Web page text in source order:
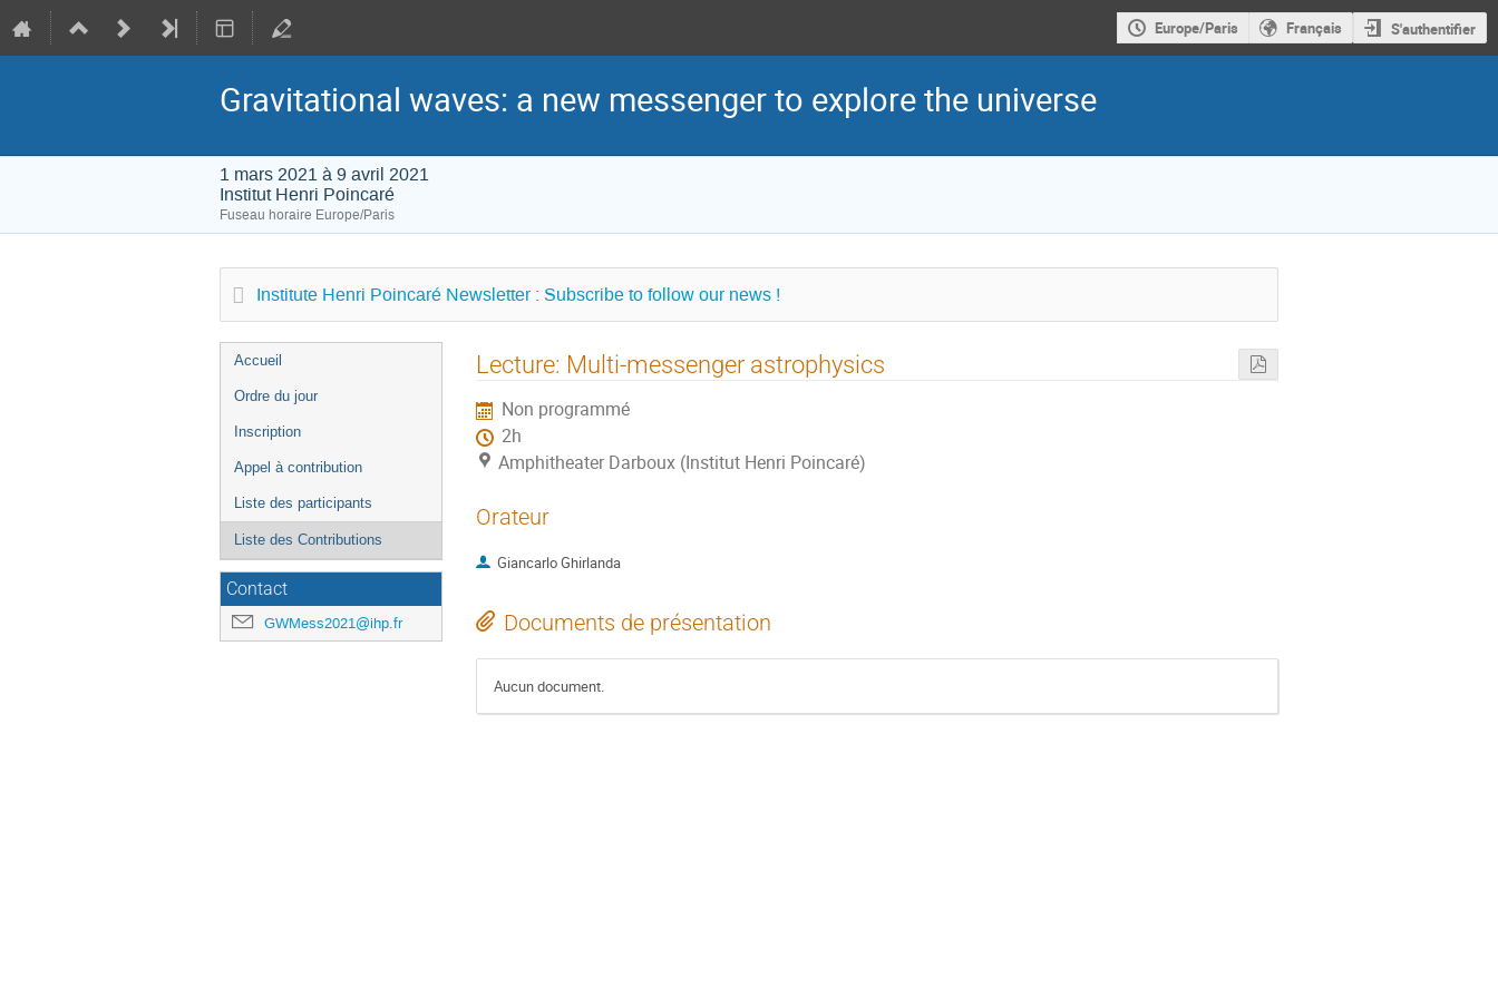
Europe/Paris Français S'authentifier
Gravitational waves: a new messenger to explore the universe
1 mars 2021 à 9 avril 2021
Institut Henri Poincaré
Fuseau horaire Europe/Paris
Institute Henri Poincaré Newsletter : Subscribe to follow our news !
Menu
de
Accueil
Ordre du jour
Inscription
Appel à contribution
Liste des participants
Liste des Contributions
Contact
GWMess2021@ihp.fr
Lecture: Multi-messenger astrophysics
Non programmé
2h
Amphitheater Darboux (Institut Henri Poincaré)
Orateur
Giancarlo Ghirlanda
Documents de présentation
Aucun document.